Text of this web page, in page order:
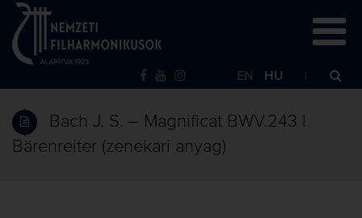
EN HU
Bach J. S. – Magnificat BWV.243 |
Bärenreiter (zenekari anyag)